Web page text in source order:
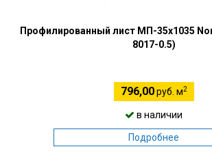
Профилированный лист МП-35х1035
8017-0.5)
796,00руб. м2
в наличии
Подробнее